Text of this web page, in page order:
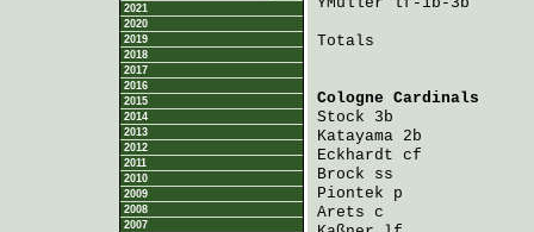
2021
2020
2019
2018
2017
2016
2015
2014
2013
2012
2011
2010
2009
2008
2007
Totals
Cologne Cardinals
Stock 3b
Katayama 2b
Eckhardt cf
Brock ss
Piontek p
Arets c